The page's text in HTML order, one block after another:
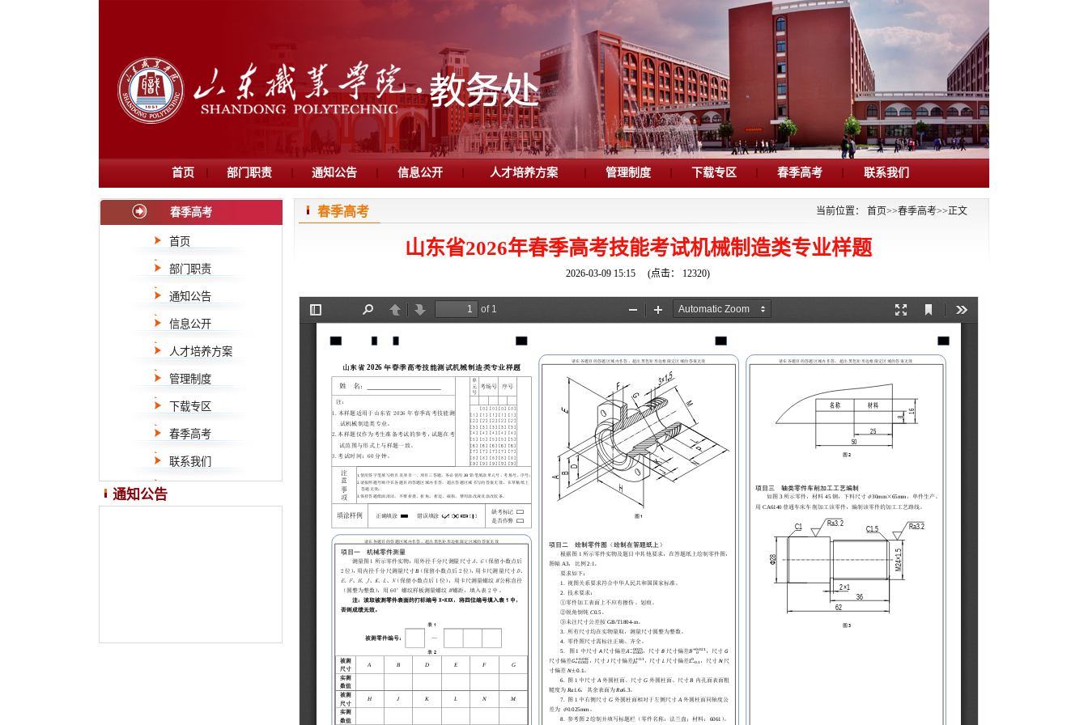
首页 部门职责 通知公告 信息公开 人才培养方案 管理制度 下载专区 春季高考 联系我们
春季高考
首页
部门职责
通知公告
信息公开
人才培养方案
管理制度
下载专区
春季高考
联系我们
通知公告
春季高考 当前位置： 首页>>春季高考>>正文
山东省2026年春季高考技能考试机械制造类专业样题
2026-03-09 15:15 (点击： 12320)